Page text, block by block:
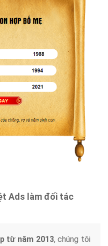
Ads làm đối tác
từ năm 2013, chúng tôi